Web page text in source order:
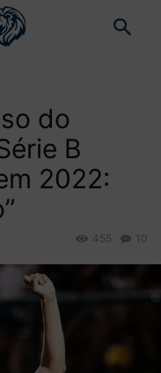
do
B
2022:
10
455